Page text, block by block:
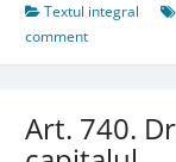
Textul integral
comment
Art. 740.